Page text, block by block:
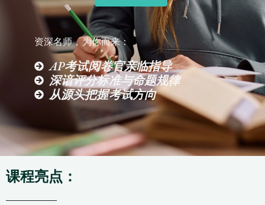
资深名师，为你而来：
AP考试阅卷官亲临指导
深谙评分标准与命题规律
从源头把握考试方向
课程亮点：